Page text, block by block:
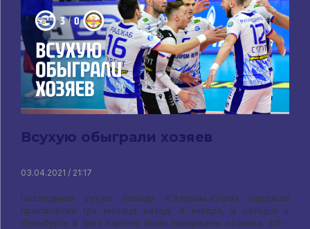
Всухую обыграли хозяев
03.04.2021 / 21:17
Последнюю сухую победу «Газпром-Югра» одержал
практически три месяца назад, 4 января, а сегодня в
Оренбурге в трех партиях были повержены хозяева. 3:0 –